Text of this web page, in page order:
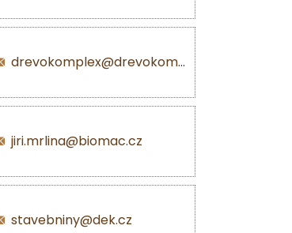
drevokomplex@drevokomplex.com
jiri.mrlina@biomac.cz
stavebniny@dek.cz